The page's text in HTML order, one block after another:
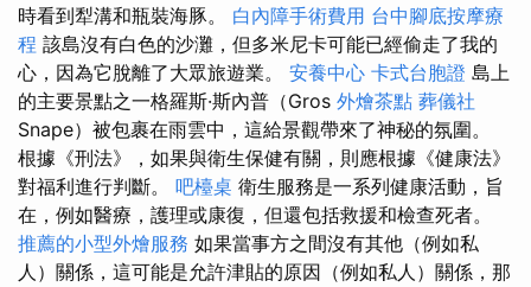
時看到犁溝和瓶裝海豚。 白內障手術費用 台中腳底按摩療
程 該島沒有白色的沙灘，但多米尼卡可能已經偷走了我的
心，因為它脫離了大眾旅遊業。 安養中心 卡式台胞證 島上
的主要景點之一格羅斯·斯內普（Gros 外燴茶點 葬儀社
Snape）被包裹在雨雲中，這給景觀帶來了神秘的氛圍。
根據《刑法》，如果與衛生保健有關，則應根據《健康法》
對福利進行判斷。 吧檯桌 衛生服務是一系列健康活動，旨
在，例如醫療，護理或康復，但還包括救援和檢查死者。
推薦的小型外燴服務 如果當事方之間沒有其他（例如私
人）關係，這可能是允許津貼的原因（例如私人）關係，那